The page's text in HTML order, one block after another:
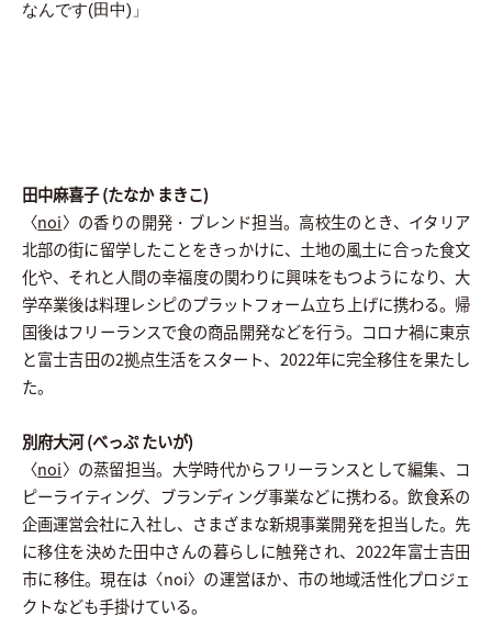
なんです(田中)」
田中麻喜子 (たなか まきこ)
〈noi〉の香りの開発・ブレンド担当。高校生のとき、イタリア
北部の街に留学したことをきっかけに、土地の風土に合った食文
化や、それと人間の幸福度の関わりに興味をもつようになり、大
学卒業後は料理レシピのプラットフォーム立ち上げに携わる。帰
国後はフリーランスで食の商品開発などを行う。コロナ禍に東京
と富士吉田の2拠点生活をスタート、2022年に完全移住を果たし
た。
別府大河 (べっぷ たいが)
〈noi〉の蒸留担当。大学時代からフリーランスとして編集、コ
ピーライティング、ブランディング事業などに携わる。飲食系の
企画運営会社に入社し、さまざまな新規事業開発を担当した。先
に移住を決めた田中さんの暮らしに触発され、2022年富士吉田
市に移住。現在は〈noi〉の運営ほか、市の地域活性化プロジェ
クトなども手掛けている。